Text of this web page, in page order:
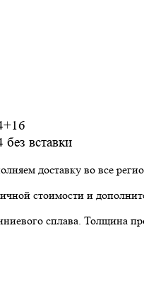
вставки
доставку во все
стоимости и
сплава. Толщина